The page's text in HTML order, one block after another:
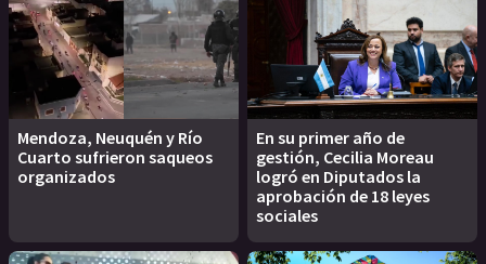
Mendoza, Neuquén y Río
Cuarto sufrieron saqueos
organizados
En su primer año de
gestión, Cecilia Moreau
logró en Diputados la
aprobación de 18 leyes
sociales